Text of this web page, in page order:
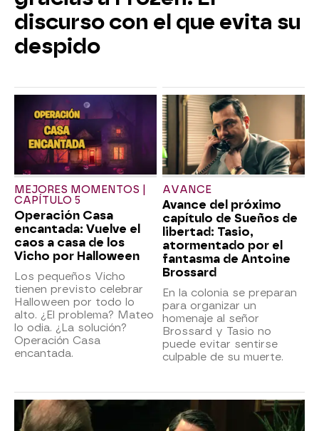
discurso con el que evita su
despido
MEJORES MOMENTOS |
CAPÍTULO 5
Operación Casa
encantada: Vuelve el
caos a casa de los
Vicho por Halloween
Los pequeños Vicho
tienen previsto celebrar
Halloween por todo lo
alto. ¿El problema? Mateo
lo odia. ¿La solución?
Operación Casa
encantada.
AVANCE
Avance del próximo
capítulo de Sueños de
libertad: Tasio,
atormentado por el
fantasma de Antoine
Brossard
En la colonia se preparan
para organizar un
homenaje al señor
Brossard y Tasio no
puede evitar sentirse
culpable de su muerte.